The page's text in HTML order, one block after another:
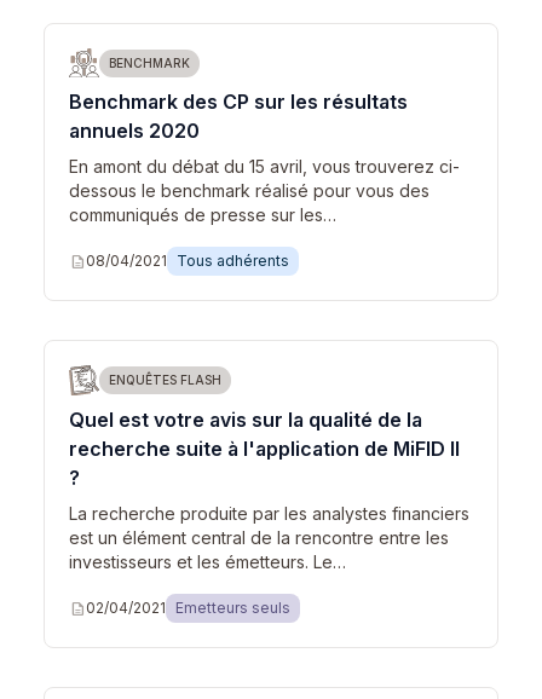
BENCHMARK
Benchmark des CP sur les résultats
annuels 2020
En amont du débat du 15 avril, vous trouverez ci-
dessous le benchmark réalisé pour vous des
communiqués de presse sur les…
description 08/04/2021 Tous adhérents
ENQUÊTES FLASH
Quel est votre avis sur la qualité de la
recherche suite à l'application de MiFID II
?
La recherche produite par les analystes financiers
est un élément central de la rencontre entre les
investisseurs et les émetteurs. Le…
description 02/04/2021 Emetteurs seuls